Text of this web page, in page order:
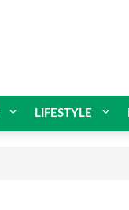
LIFESTYLE